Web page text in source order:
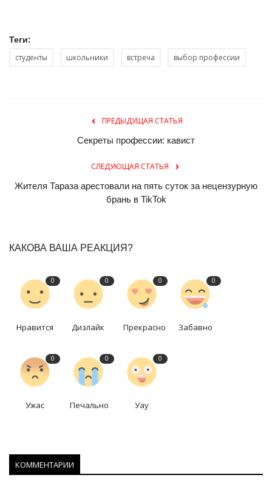
Теги:
студенты школьники встреча выбор профессии
ПРЕДЫДУЩАЯ СТАТЬЯ
Секреты профессии: кавист
СЛЕДУЮЩАЯ СТАТЬЯ
Жителя Тараза арестовали на пять суток за нецензурную
брань в TikTok
КАКОВА ВАША РЕАКЦИЯ?
0
Нравится
0
Дизлайк
0
Прекрасно
0
Забавно
0
Ужас
0
Печально
0
Уау
КОММЕНТАРИИ